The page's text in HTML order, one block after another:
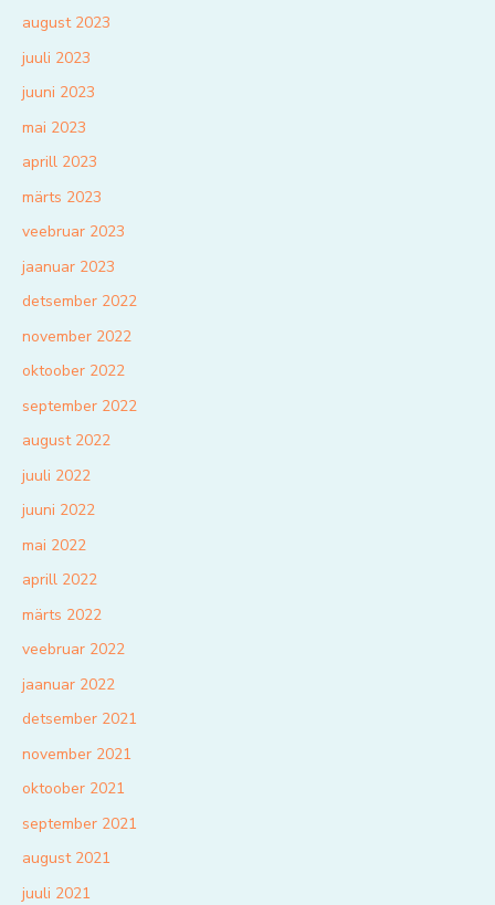
august 2023
juuli 2023
juuni 2023
mai 2023
aprill 2023
märts 2023
veebruar 2023
jaanuar 2023
detsember 2022
november 2022
oktoober 2022
september 2022
august 2022
juuli 2022
juuni 2022
mai 2022
aprill 2022
märts 2022
veebruar 2022
jaanuar 2022
detsember 2021
november 2021
oktoober 2021
september 2021
august 2021
juuli 2021